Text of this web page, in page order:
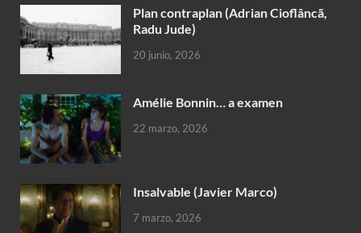
Plan contraplan (Adrian Cioflâncã,
Radu Jude)
20 junio, 2026
Amélie Bonnin… a examen
22 marzo, 2026
Insalvable (Javier Marco)
7 marzo, 2026